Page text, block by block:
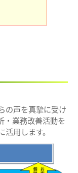
の声を真摯に受け
・業務改善活動を
用します。